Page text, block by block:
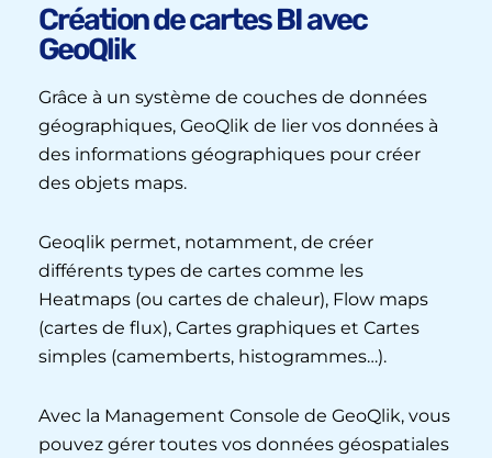
Création de cartes BI avec
GeoQlik
Grâce à un système de couches de données
géographiques, GeoQlik de lier vos données à
des informations géographiques pour créer
des objets maps.
Geoqlik permet, notamment, de créer
différents types de cartes comme les
Heatmaps (ou cartes de chaleur), Flow maps
(cartes de flux), Cartes graphiques et Cartes
simples (camemberts, histogrammes…).
Avec la Management Console de GeoQlik, vous
pouvez gérer toutes vos données géospatiales